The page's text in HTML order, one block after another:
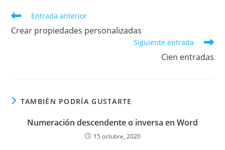
Leer
artículos
Entrada anterior
Crear propiedades personalizadas
Siguiente entrada
Cien entradas
TAMBIÉN PODRÍA GUSTARTE
Numeración descendente o inversa en Word
15 octubre, 2020